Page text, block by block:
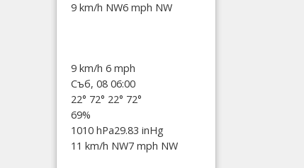
9 km/h NW6 mph NW
9 km/h 6 mph
Съб, 08 06:00
22° 72° 22° 72°
69%
1010 hPa29.83 inHg
11 km/h NW7 mph NW